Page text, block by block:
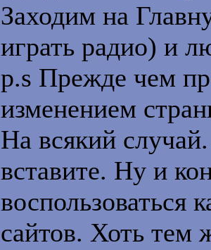
out +=
#606060;border-
#ffffff;border-
width="'+width+'"
out += '
out += '
Заходим на
играть радио) и
p.s Прежде чем
изменением
На всякий
вставите. Ну и
воспользоваться
сайтов. Хоть тем